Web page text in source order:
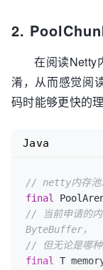
2.
在阅读Netty内
淆，从而感觉阅
码时能够更快的
// netty内存池
final
// 当前申请的内
ByteBuffer，
// 但无论是哪种
final
Java